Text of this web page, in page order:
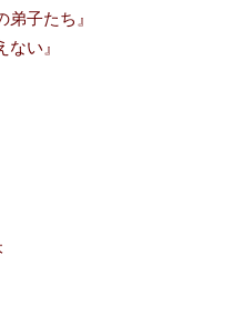
子たち』
ない』